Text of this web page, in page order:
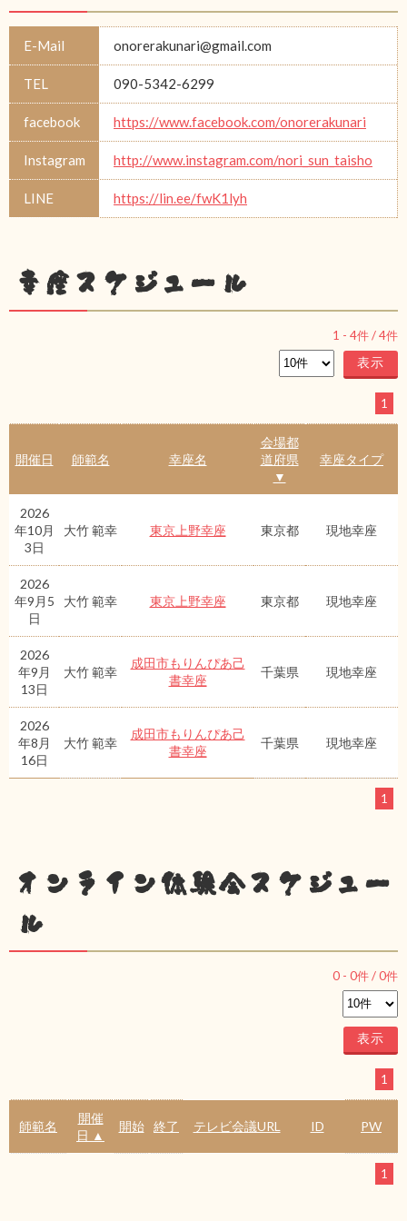
E-Mail onorerakunari@gmail.com
TEL 090-5342-6299
facebook https://www.facebook.com/onorerakunari
Instagram http://www.instagram.com/nori_sun_taisho
LINE https://lin.ee/fwK1lyh
幸座スケジュール
1 - 4件 /4件
1
開催日 師範名 幸座名
会場都
道府県
▼
幸座タイプ
2026
年10月
3日
大竹 範幸 東京上野幸座 東京都 現地幸座
2026
年9月5
日
大竹 範幸 東京上野幸座 東京都 現地幸座
2026
年9月
13日
大竹 範幸
成田市もりんぴあ己
書幸座
千葉県 現地幸座
2026
年8月
16日
大竹 範幸
成田市もりんぴあ己
書幸座
千葉県 現地幸座
1
オンライン体験会スケジュー
ル
0 - 0件 /0件
1
師範名
開催
日 ▲
開始 終了 テレビ会議URL ID PW
1